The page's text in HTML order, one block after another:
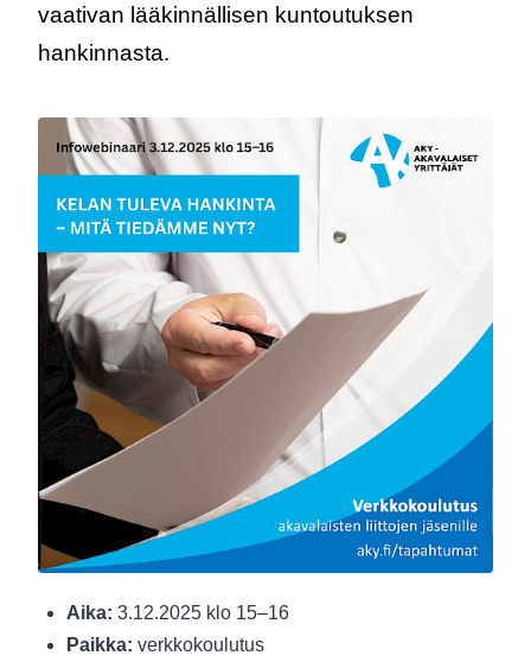
vaativan lääkinnällisen kuntoutuksen
hankinnasta.
Aika: 3.12.2025 klo 15–16
Paikka: verkkokoulutus